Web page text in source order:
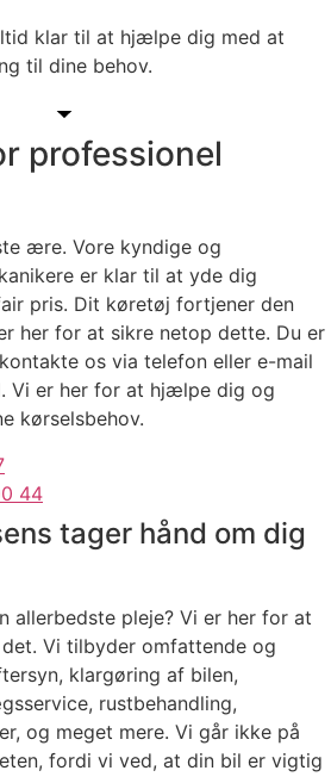
klar til at hjælpe dig med at
til dine behov.
professionel
ære. Vore kyndige og
er klar til at yde dig
pris. Dit køretøj fortjener den
her for at sikre netop dette. Du er
os via telefon eller e-mail
Vi er her for at hjælpe dig og
kørselsbehov.
44
tager hånd om dig
allerbedste pleje? Vi er her for at
Vi tilbyder omfattende og
klargøring af bilen,
rustbehandling,
og meget mere. Vi går ikke på
fordi vi ved, at din bil er vigtig